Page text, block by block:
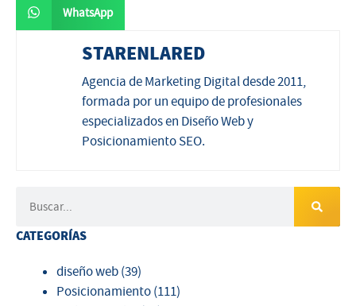
WhatsApp
STARENLARED
Agencia de Marketing Digital desde 2011,
formada por un equipo de profesionales
especializados en Diseño Web y
Posicionamiento SEO.
CATEGORÍAS
diseño web(39)
Posicionamiento(111)